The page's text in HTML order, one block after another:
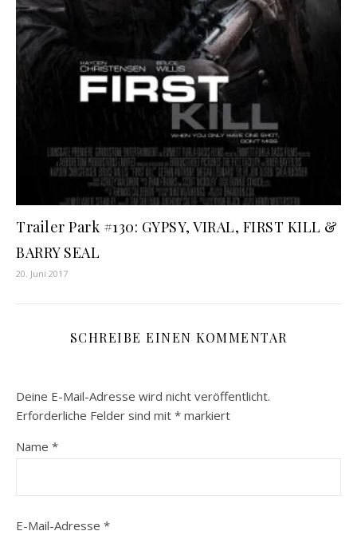
Trailer Park #130: GYPSY, VIRAL, FIRST KILL &
BARRY SEAL
20. Juni 2017
SCHREIBE EINEN KOMMENTAR
Deine E-Mail-Adresse wird nicht veröffentlicht.
Erforderliche Felder sind mit * markiert
Name *
E-Mail-Adresse *